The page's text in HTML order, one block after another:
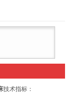
技术指标：